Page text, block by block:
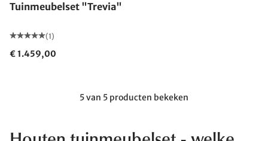
Tuinmeubelset "Trevia"
(1)
€ 1.459,00
5 van 5 producten bekeken